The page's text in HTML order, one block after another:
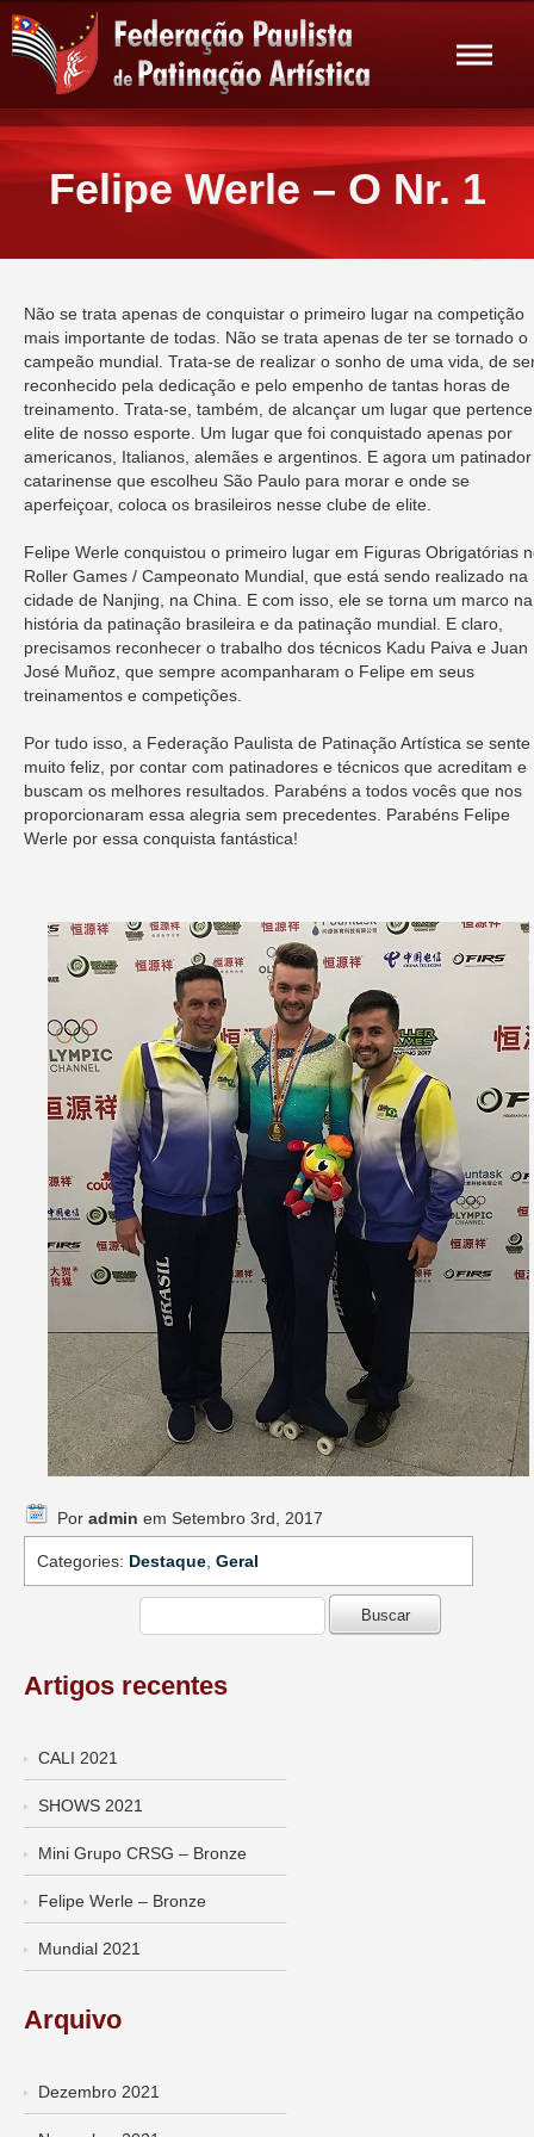
Felipe Werle – O Nr. 1
Não se trata apenas de conquistar o primeiro lugar na competição
mais importante de todas. Não se trata apenas de ter se tornado o
campeão mundial. Trata-se de realizar o sonho de uma vida, de
reconhecido pela dedicação e pelo empenho de tantas horas de
treinamento. Trata-se, também, de alcançar um lugar que
elite de nosso esporte. Um lugar que foi conquistado apenas por
americanos, Italianos, alemães e argentinos. E agora um patinador
catarinense que escolheu São Paulo para morar e onde se
aperfeiçoar, coloca os brasileiros nesse clube de elite.
Felipe Werle conquistou o primeiro lugar em Figuras Obrigatórias
Roller Games / Campeonato Mundial, que está sendo realizado na
cidade de Nanjing, na China. E com isso, ele se torna um marco na
história da patinação brasileira e da patinação mundial. E claro,
precisamos reconhecer o trabalho dos técnicos Kadu Paiva e Juan
José Muñoz, que sempre acompanharam o Felipe em seus
treinamentos e competições.
Por tudo isso, a Federação Paulista de Patinação Artística se sente
muito feliz, por contar com patinadores e técnicos que acreditam e
buscam os melhores resultados. Parabéns a todos vocês que nos
proporcionaram essa alegria sem precedentes. Parabéns Felipe
Werle por essa conquista fantástica!
Por admin em Setembro 3rd, 2017
Categories: Destaque Geral
Artigos recentes
CALI 2021
SHOWS 2021
Mini Grupo CRSG – Bronze
Felipe Werle – Bronze
Mundial 2021
Arquivo
Dezembro 2021